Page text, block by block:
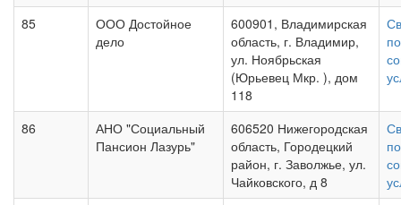
85
ООО Достойное
дело
600901, Владимирская
область, г. Владимир,
ул. Ноябрьская
(Юрьевец Мкр. ), дом
118
86
АНО "Социальный
Пансион Лазурь"
606520 Нижегородская
область, Городецкий
район, г. Заволжье, ул.
Чайковского, д 8